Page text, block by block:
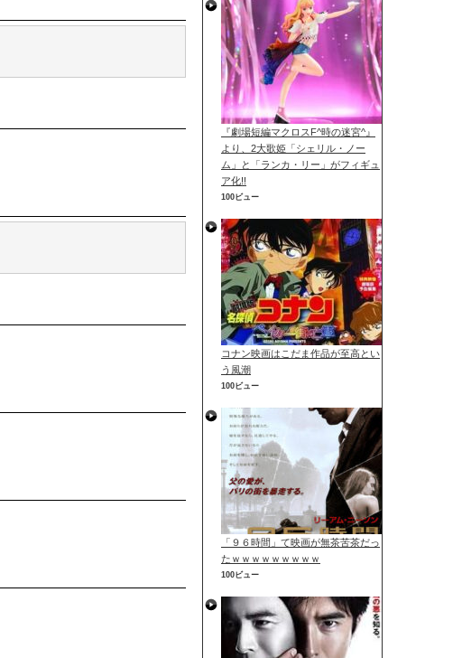
『劇場短編マクロスF^時の迷宮^』
より、2大歌姫「シェリル・ノー
ム」と「ランカ・リー」がフィギュ
ア化!!
100ビュー
コナン映画はこだま作品が至高とい
う風潮
100ビュー
「９６時間」て映画が無茶苦茶だっ
たｗｗｗｗｗｗｗｗｗ
100ビュー